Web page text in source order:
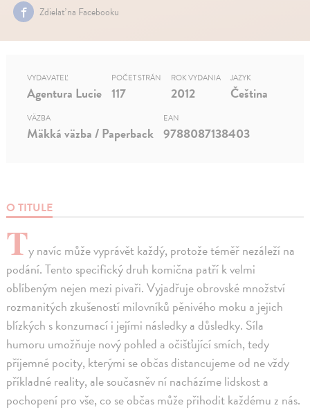
Zdielať na Facebooku
O TITULE
Ty navíc může vyprávět každý, protože téměř nezáleží na
podání. Tento specifický druh komična patří k velmi
oblíbeným nejen mezi pivaři. Vyjadřuje obrovské množství
rozmanitých zkušeností milovníků pěnivého moku a jejich
blízkých s konzumací i jejími následky a důsledky. Síla
humoru umožňuje nový pohled a očišťující smích, tedy
příjemné pocity, kterými se občas distancujeme od ne vždy
příkladné reality, ale současněv ní nacházíme lidskost a
pochopení pro vše, co se občas může přihodit každému z nás.
VYDAVATEĽ
Agentura Lucie
POČET STRÁN
117
ROK VYDANIA
2012
JAZYK
Čeština
VÄZBA
Mäkká väzba / Paperback
EAN
9788087138403